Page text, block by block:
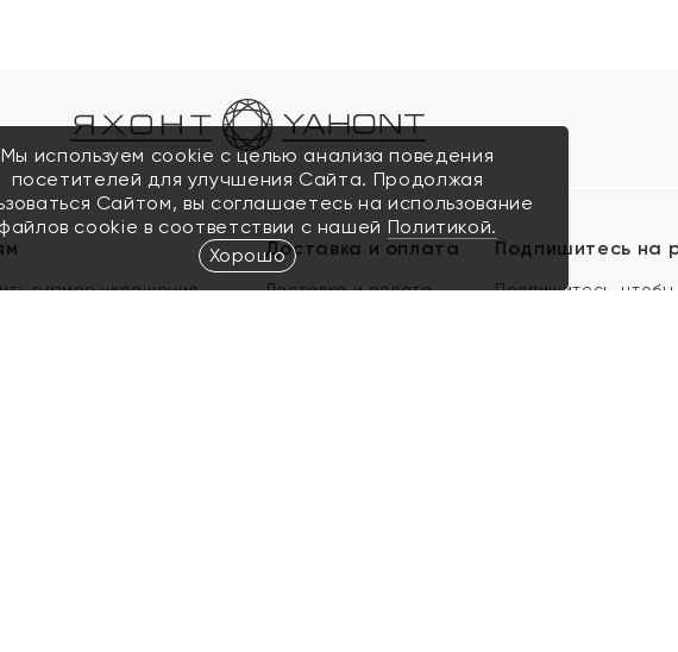
размер украшения
Доставка и оплата
Доставка и оплата
Подпишитесь на
Подпишитесь, чтобы
Мы используем cookie с целью анализа поведения
посетителей для улучшения Сайта. Продолжая
Сайтом, вы соглашаетесь на использование
файлов cookie в соответствии с нашей Политикой.
Хорошо